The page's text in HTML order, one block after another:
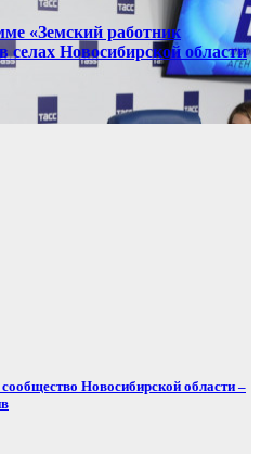
«Земский работник
селах Новосибирской области
Новосибирской области –